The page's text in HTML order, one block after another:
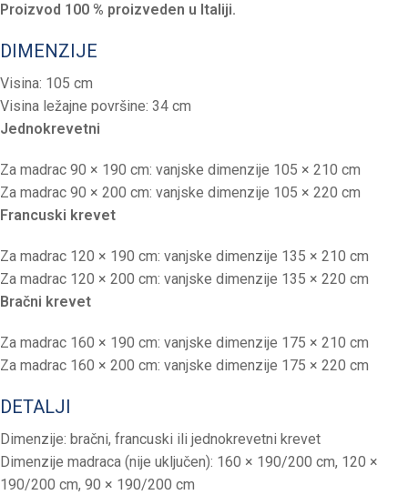
Proizvod 100 % proizveden u Italiji.
DIMENZIJE
Visina: 105 cm
Visina ležajne površine: 34 cm
Jednokrevetni
Za madrac 90 × 190 cm: vanjske dimenzije 105 × 210 cm
Za madrac 90 × 200 cm: vanjske dimenzije 105 × 220 cm
Francuski krevet
Za madrac 120 × 190 cm: vanjske dimenzije 135 × 210 cm
Za madrac 120 × 200 cm: vanjske dimenzije 135 × 220 cm
Bračni krevet
Za madrac 160 × 190 cm: vanjske dimenzije 175 × 210 cm
Za madrac 160 × 200 cm: vanjske dimenzije 175 × 220 cm
DETALJI
Dimenzije: bračni, francuski ili jednokrevetni krevet
Dimenzije madraca (nije uključen): 160 × 190/200 cm, 120 ×
190/200 cm, 90 × 190/200 cm